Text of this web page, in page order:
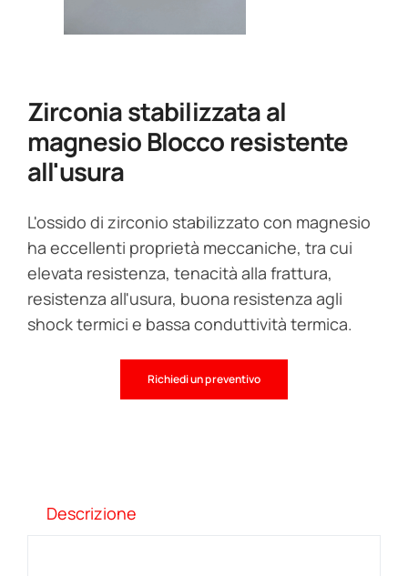
Zirconia stabilizzata al
magnesio Blocco resistente
all'usura
L'ossido di zirconio stabilizzato con magnesio
ha eccellenti proprietà meccaniche, tra cui
elevata resistenza, tenacità alla frattura,
resistenza all'usura, buona resistenza agli
shock termici e bassa conduttività termica.
Richiedi un preventivo
Descrizione